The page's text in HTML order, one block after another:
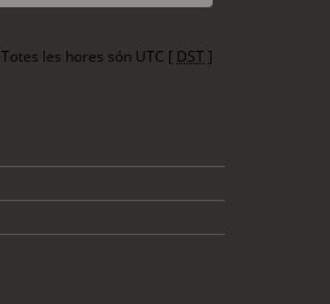
Totes les hores són UTC [ DST]